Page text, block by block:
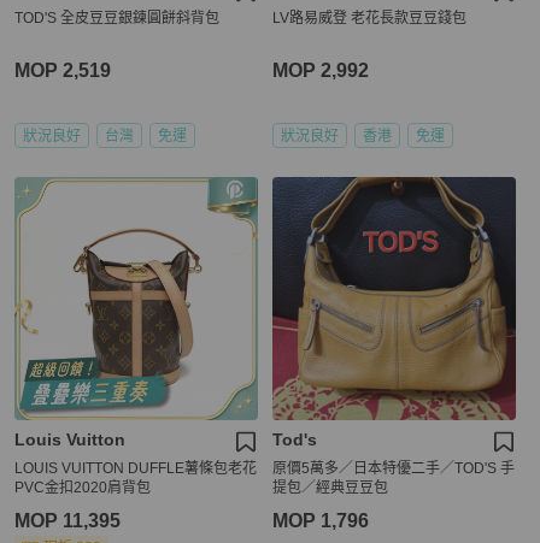
TOD'S 全皮豆豆銀鍊圓餅斜背包
MOP 2,519
狀況良好 台灣 免運
LV路易威登 老花長款豆豆錢包
MOP 2,992
狀況良好 香港 免運
Louis Vuitton
LOUIS VUITTON DUFFLE薯條包老花
PVC金扣2020肩背包
MOP 11,395
Tod's
原價5萬多／日本特優二手／TOD'S 手
提包／經典豆豆包
MOP 1,796